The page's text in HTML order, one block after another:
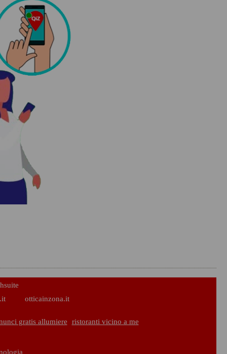
otticainzona.it
gratis allumiere ristoranti vicino a me